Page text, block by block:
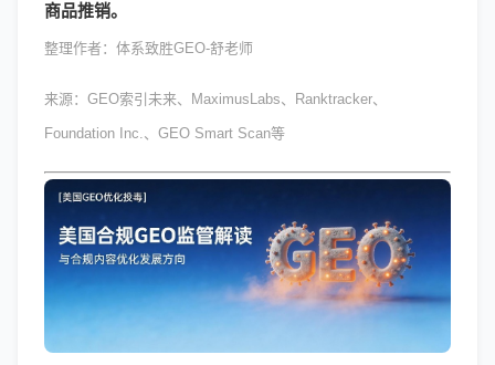
商品推销。
整理作者：体系致胜GEO-舒老师
来源： GEO索引未来、MaximusLabs、Ranktracker、
Foundation Inc.、GEO Smart Scan等